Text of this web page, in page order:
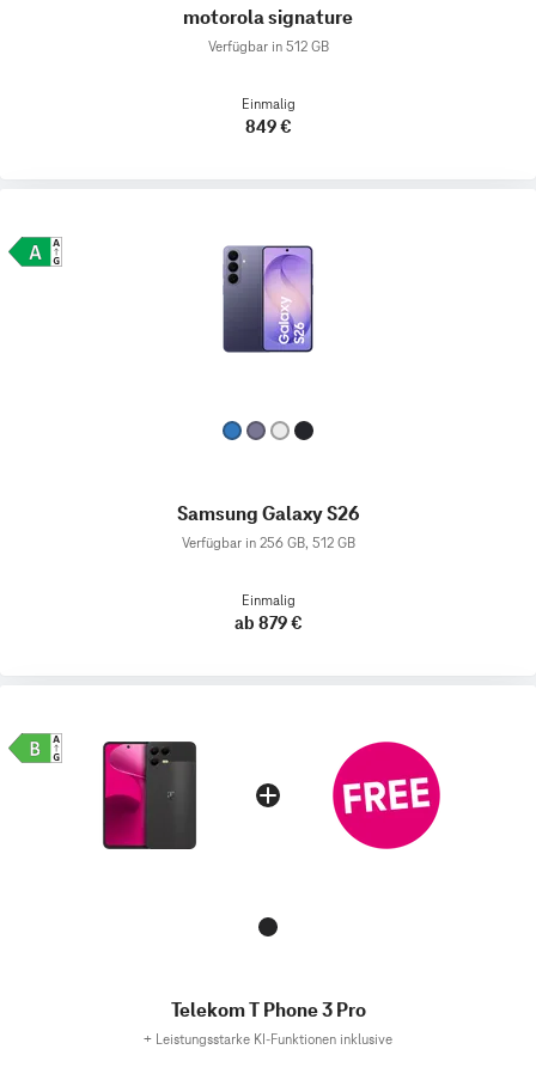
motorola signature
Verfügbar in 512 GB
Einmalig
849 €
Samsung Galaxy S26
Verfügbar in 256 GB, 512 GB
Einmalig
ab 879 €
Telekom T Phone 3 Pro
+ Leistungsstarke KI-Funktionen inklusive